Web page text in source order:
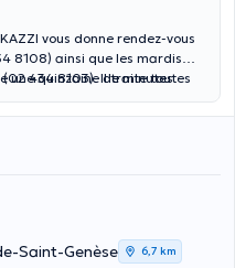
vous donne rendez-vous
les mardis
toutes
et des tendons), les
fractures et ruptures
techniques chirurgicales mini-
en chirurgie du
périphériques et au plexus
une quinzaine de minutes.
Saint-Genèse 6,7 km